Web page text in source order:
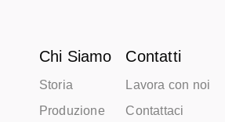
Chi Siamo
Storia
Produzione
Contatti
Lavora con noi
Contattaci